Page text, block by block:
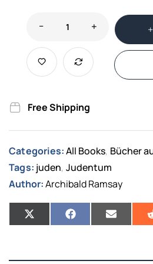
Free Shipping
Categories: All Books, Bücher
Tags: juden, Judentum
Author:Archibald Ramsay